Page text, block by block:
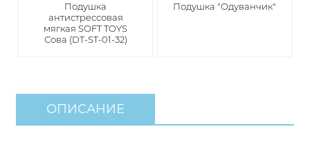
Подушка
антистрессовая
мягкая SOFT TOYS
Сова (DT-ST-01-32)
Подушка "Одуванчик"
ОПИСАНИЕ